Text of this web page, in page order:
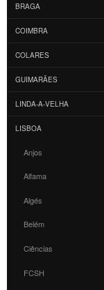
BRAGA
COIMBRA
COLARES
GUIMARÃES
LINDA-A-VELHA
LISBOA
Anjos
Alfama
Algés
Belém
Ciências
FCSH